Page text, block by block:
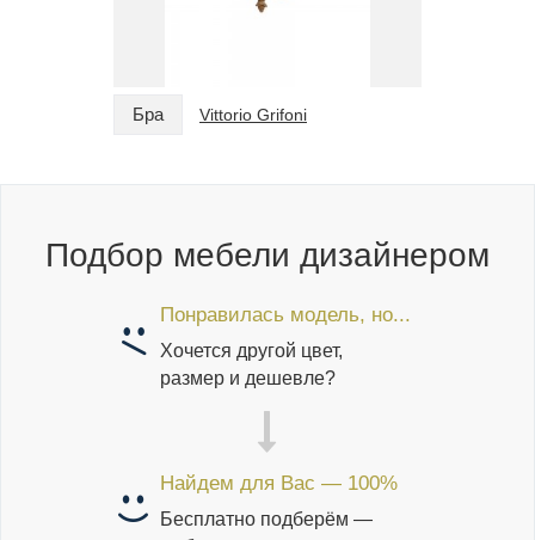
Бра Vittorio Grifoni
Подбор мебели дизайнером
Понравилась модель, но...
Хочется другой цвет,
размер и дешевле?
Найдем для Вас — 100%
Бесплатно подберём —